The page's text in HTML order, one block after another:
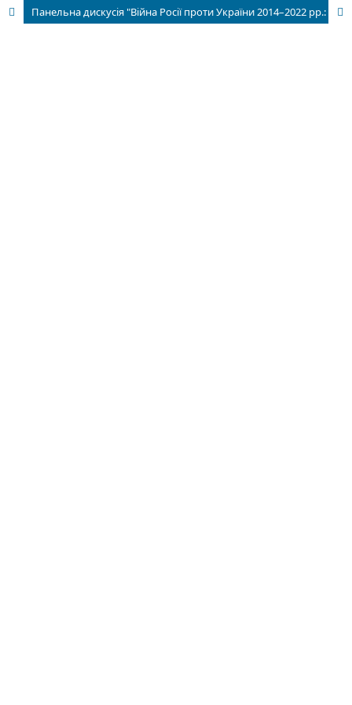
Панельна дискусія "Війна Росії проти України 2014–2022 рр.: історична ретроспектива і спроби наукової рефлексії" (19–20 травня 2022 р.)